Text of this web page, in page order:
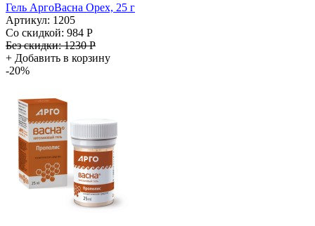
Гель АргоВасна Орех, 25 г
Артикул: 1205
Со скидкой: 984 Р
Без скидки:1230 Р
+ Добавить в корзину
-20%